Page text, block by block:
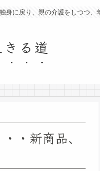
身に戻り、親の介護をしつつ、
る道
・新商品、